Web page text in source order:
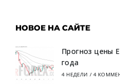
НОВОЕ НА САЙТЕ
Прогноз цены
года
4 НЕДЕЛИ / 4